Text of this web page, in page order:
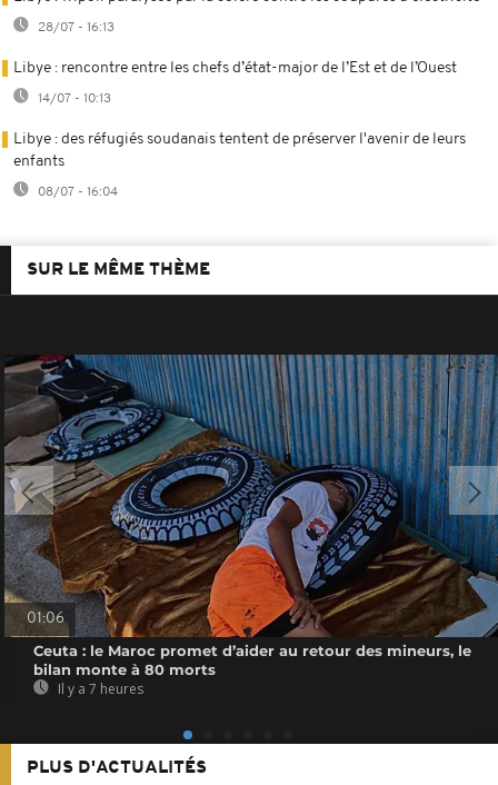
28/07 - 16:13
Libye : rencontre entre les chefs d’état-major de l’Est et de l’Ouest
14/07 - 10:13
Libye : des réfugiés soudanais tentent de préserver l'avenir de leurs
enfants
08/07 - 16:04
SUR LE MÊME THÈME
01:06
Ceuta : le Maroc promet d’aider au retour des mineurs, le
bilan monte à 80 morts
Il y a 7 heures
PLUS D'ACTUALITÉS